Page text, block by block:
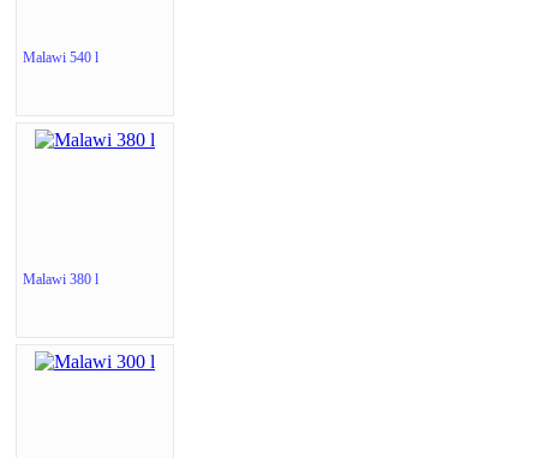
Malawi 540 l
Malawi 380 l